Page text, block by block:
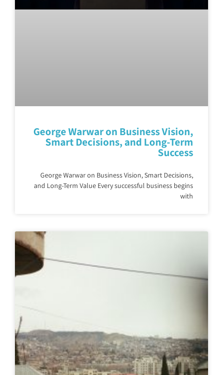
George Warwar on Business Vision,
Smart Decisions, and Long-Term
Success
George Warwar on Business Vision, Smart Decisions,
and Long-Term Value Every successful business begins
with